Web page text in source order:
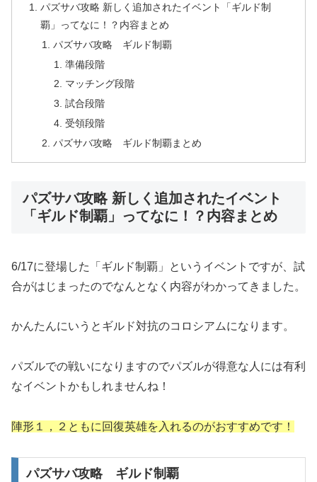
パズサバ攻略 新しく追加されたイベント「ギルド制
覇」ってなに！？内容まとめ
パズサバ攻略 ギルド制覇
準備段階
マッチング段階
試合段階
受領段階
パズサバ攻略 ギルド制覇まとめ
パズサバ攻略 新しく追加されたイベント
「ギルド制覇」ってなに！？内容まとめ
6/17に登場した「ギルド制覇」というイベントですが、試
合がはじまったのでなんとなく内容がわかってきました。
かんたんにいうとギルド対抗のコロシアムになります。
パズルでの戦いになりますのでパズルが得意な人には有利
なイベントかもしれませんね！
陣形１，２ともに回復英雄を入れるのがおすすめです！
パズサバ攻略 ギルド制覇